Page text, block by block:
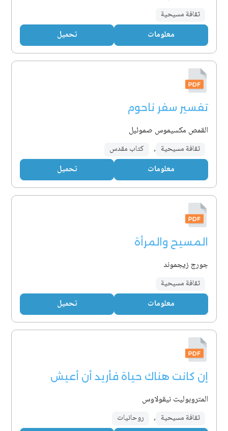
ثقافة مسيحية
معلومات تحميل
تفسير سفر ناحوم
القمص مكسيموس صموئيل
ثقافة مسيحية , كتاب مقدس
معلومات تحميل
المسيح والمرأة
جورج زيجموند
ثقافة مسيحية
معلومات تحميل
إن كانت هناك حياة فأريد أن أعيش
المتروبوليت نيقولاوس
ثقافة مسيحية , روحانيات